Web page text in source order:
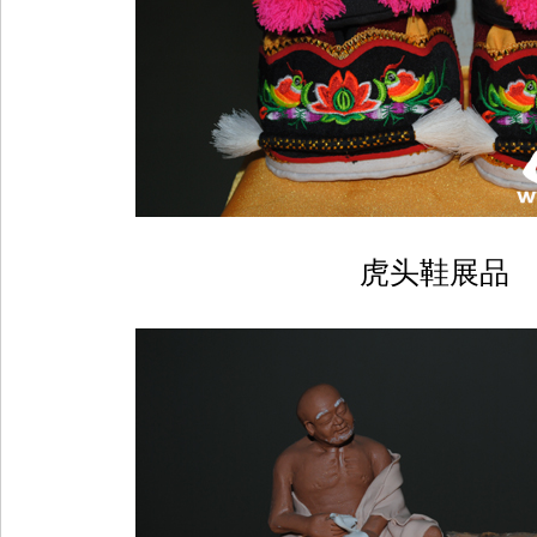
虎头鞋展品